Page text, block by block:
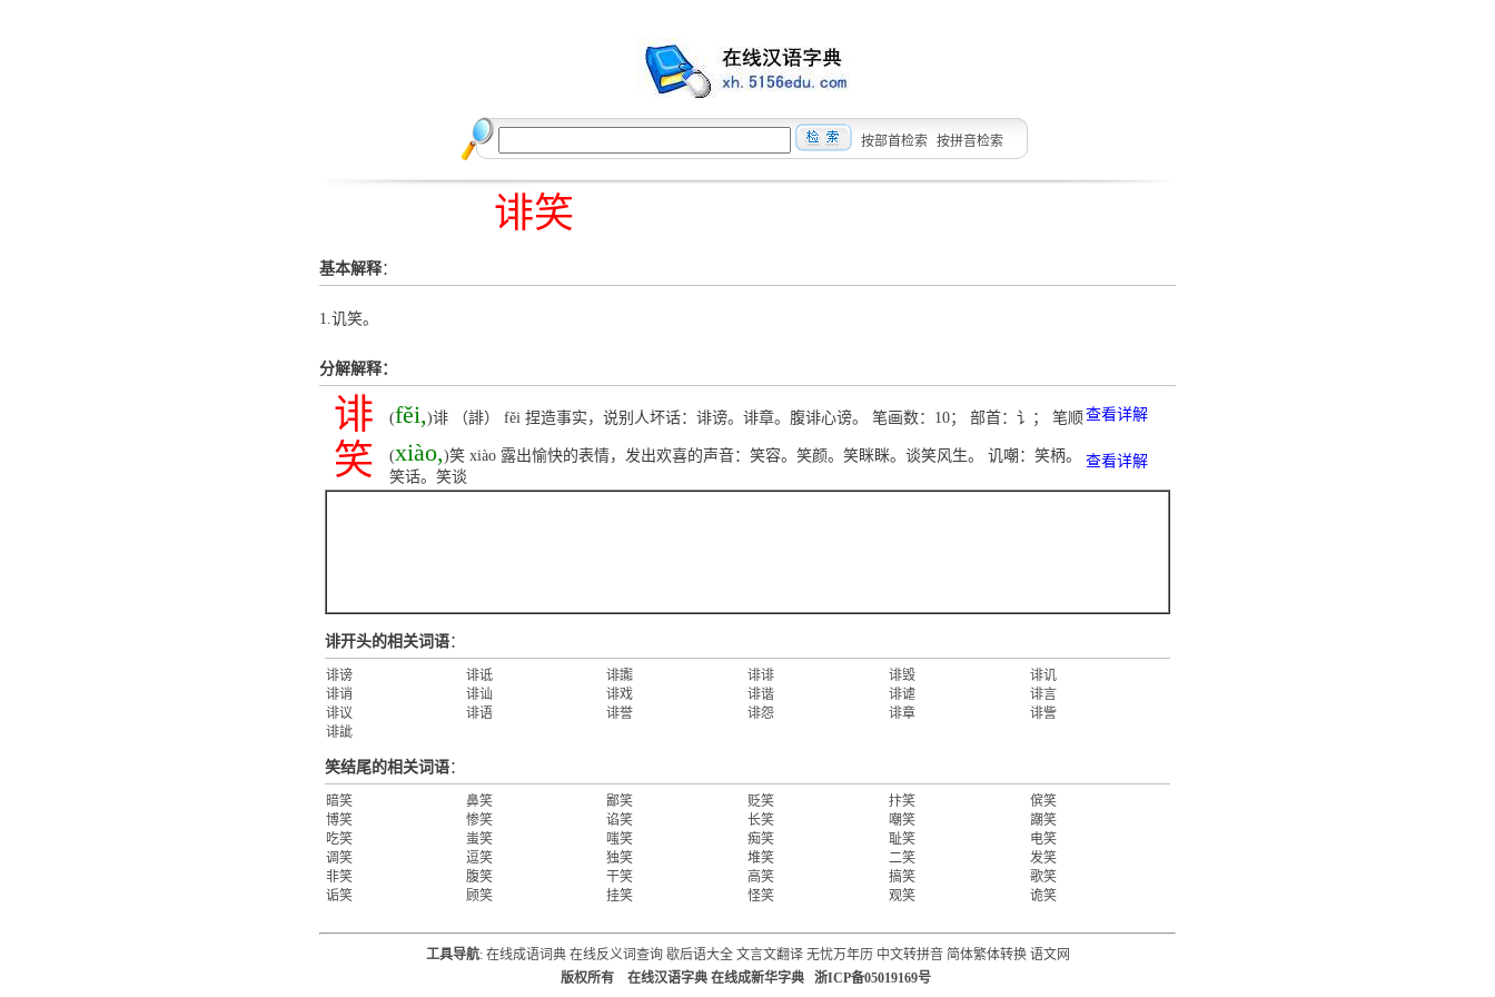
按部首检索 按拼音检索
诽笑
基本解释：
1.讥笑。
分解解释：
诽 (fěi,)诽 （誹） fěi 捏造事实，说别人坏话：诽谤。诽章。腹诽心谤。 笔画数：10； 部首：讠； 笔顺 查看详解
笑 (xiào,)笑 xiào 露出愉快的表情，发出欢喜的声音：笑容。笑颜。笑眯眯。谈笑风生。 讥嘲：笑柄。
笑话。笑谈
查看详解
诽开头的相关词语：
诽谤 诽诋 诽讟 诽诽 诽毁
诽讥
诽诮
诽讪 诽戏 诽谐 诽谑
诽言
诽议
诽语 诽誉 诽怨 诽章
诽訾
诽訿
笑结尾的相关词语：
暗笑 鼻笑 鄙笑 贬笑 抃笑
傧笑
博笑
惨笑 谄笑 长笑 嘲笑
謿笑
吃笑
蚩笑 嗤笑 痴笑 耻笑
电笑
调笑
逗笑 独笑 堆笑 二笑
发笑
非笑
腹笑 干笑 高笑 搞笑
歌笑
诟笑
顾笑 挂笑 怪笑 观笑 诡笑
工具导航: 在线成语词典 在线反义词查询 歇后语大全 文言文翻译 无忧万年历 中文转拼音 简体繁体转换 语文网
版权所有 在线汉语字典 在线成新华字典 浙ICP备05019169号